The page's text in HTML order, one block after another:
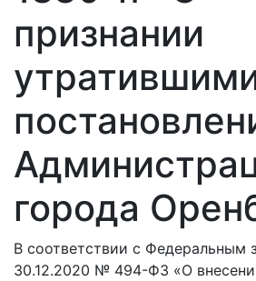
признании
города
В соответствии с Федеральным
30.12.2020 № 494-ФЗ «О